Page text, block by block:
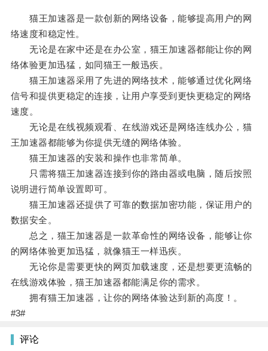
猫王加速器是一款创新的网络设备，能够提高用户的网
络速度和稳定性。
无论是在家中还是在办公室，猫王加速器都能让你的网
络体验更加迅猛，如同猫王一般迅疾。
猫王加速器采用了先进的网络技术，能够通过优化网络
信号和提供更稳定的连接，让用户享受到更快更稳定的网络
速度。
无论是在线视频观看、在线游戏还是网络连线办公，猫
王加速器都能够为你提供无缝的网络体验。
猫王加速器的安装和操作也非常简单。
只需将猫王加速器连接到你的路由器或电脑，随后按照
说明进行简单设置即可。
猫王加速器还提供了可靠的数据加密功能，保证用户的
数据安全。
总之，猫王加速器是一款革命性的网络设备，能够让你
的网络体验更加迅猛，就像猫王一样迅疾。
无论你是需要更快的网页加载速度，还是想要更流畅的
在线游戏体验，猫王加速器都能满足你的需求。
拥有猫王加速器，让你的网络体验达到新的高度！。
#3#
评论